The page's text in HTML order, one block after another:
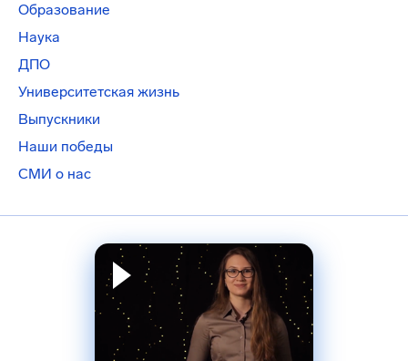
Образование
Наука
ДПО
Университетская жизнь
Выпускники
Наши победы
СМИ о нас